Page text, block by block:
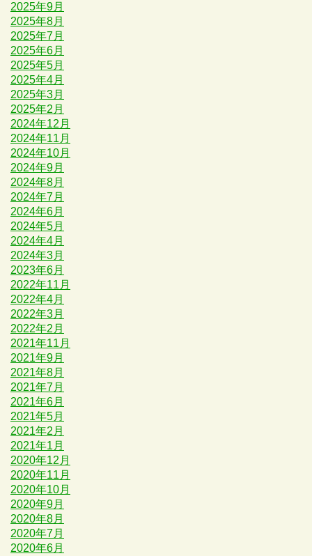
2025年9月
2025年8月
2025年7月
2025年6月
2025年5月
2025年4月
2025年3月
2025年2月
2024年12月
2024年11月
2024年10月
2024年9月
2024年8月
2024年7月
2024年6月
2024年5月
2024年4月
2024年3月
2023年6月
2022年11月
2022年4月
2022年3月
2022年2月
2021年11月
2021年9月
2021年8月
2021年7月
2021年6月
2021年5月
2021年2月
2021年1月
2020年12月
2020年11月
2020年10月
2020年9月
2020年8月
2020年7月
2020年6月